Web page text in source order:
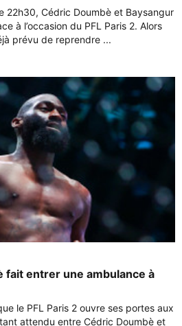
22h30, Cédric Doumbè et Baysangur
à l’occasion du PFL Paris 2. Alors
prévu de reprendre ...
fait entrer une ambulance à
le PFL Paris 2 ouvre ses portes aux
attendu entre Cédric Doumbè et